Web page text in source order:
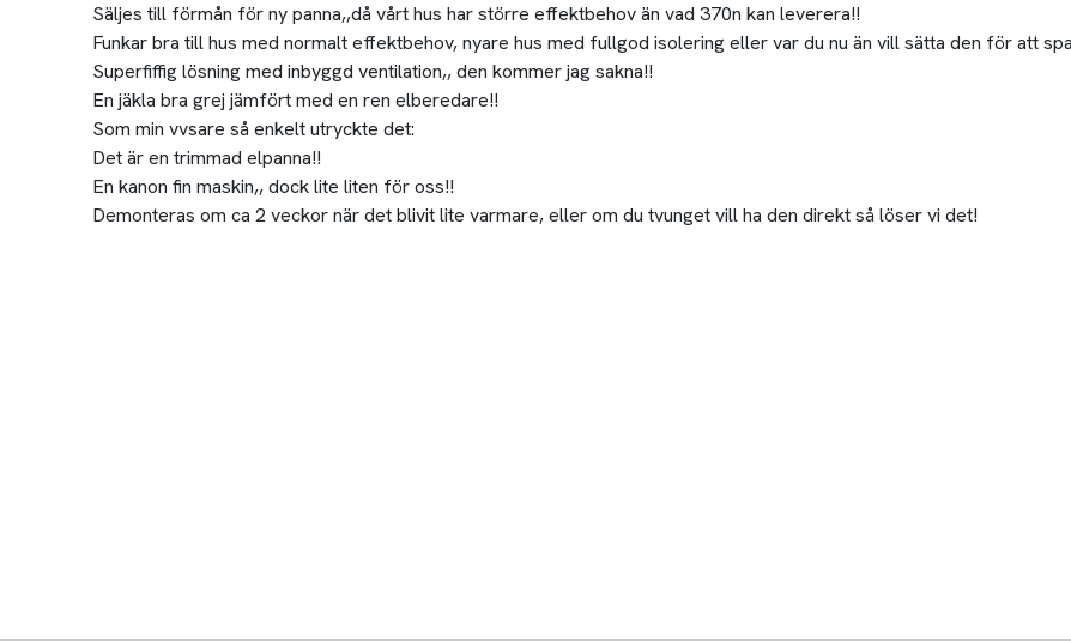
Säljes till förmån för ny panna,,då vårt hus har större effektbehov än vad 370n kan leverera!!
Funkar bra till hus med normalt effektbehov, nyare hus med fullgod isolering eller var du nu än vill sätta den för att
Superfiffig lösning med inbyggd ventilation,, den kommer jag sakna!!
En jäkla bra grej jämfört med en ren elberedare!!
Som min vvsare så enkelt utryckte det:
Det är en trimmad elpanna!!
En kanon fin maskin,, dock lite liten för oss!!
Demonteras om ca 2 veckor när det blivit lite varmare, eller om du tvunget vill ha den direkt så löser vi det!